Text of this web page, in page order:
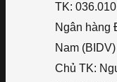
TK:
Ngân hàng
Nam
Chủ TK: